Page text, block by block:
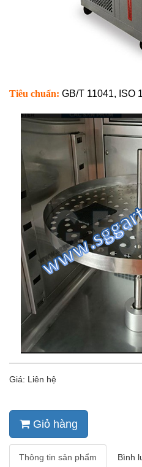
Tiêu chuẩn: GB/T 11041, ISO
Giá: Liên hệ
Giỏ hàng
Thông tin sản phẩm Bình